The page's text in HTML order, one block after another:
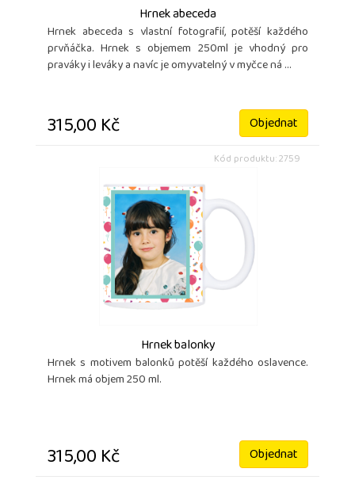
Hrnek abeceda
Hrnek abeceda s vlastní fotografií, potěší každého
prvňáčka. Hrnek s objemem 250ml je vhodný pro
praváky i leváky a navíc je omyvatelný v myčce ná ...
315,00 Kč Objednat
Kód produktu: 2759
Hrnek balonky
Hrnek s motivem balonků potěší každého oslavence.
Hrnek má objem 250 ml.
315,00 Kč Objednat